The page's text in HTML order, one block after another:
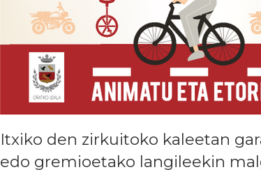
Itxiko den zirkuitoko kaleetan
edo gremioetako langileekin